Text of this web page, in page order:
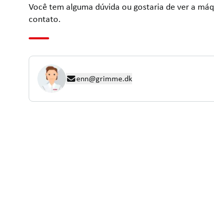
Você tem alguma dúvida ou gostaria de ver a
contato.
enn@grimme.dk